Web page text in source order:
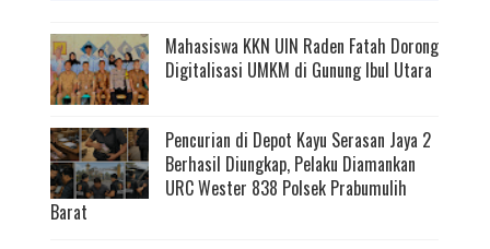
Mahasiswa KKN UIN Raden Fatah Dorong
Digitalisasi UMKM di Gunung Ibul Utara
Pencurian di Depot Kayu Serasan Jaya 2
Berhasil Diungkap, Pelaku Diamankan
URC Wester 838 Polsek Prabumulih
Barat